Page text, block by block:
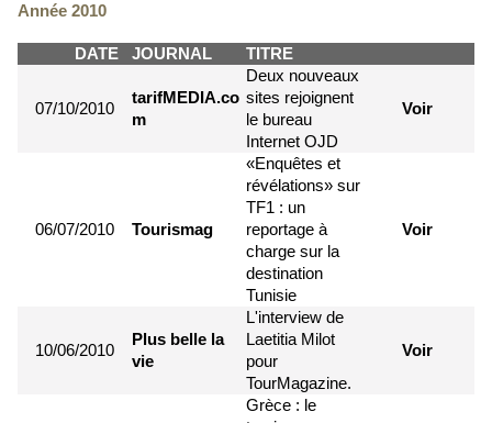
Année 2010
DATE JOURNAL TITRE
07/10/2010
tarifMEDIA.co
m
Deux nouveaux
sites rejoignent
le bureau
Internet OJD
Voir
06/07/2010 Tourismag
«Enquêtes et
révélations» sur
TF1 : un
reportage à
charge sur la
destination
Tunisie
Voir
10/06/2010
Plus belle la
vie
L'interview de
Laetitia Milot
pour
TourMagazine.
Voir
Grèce : le